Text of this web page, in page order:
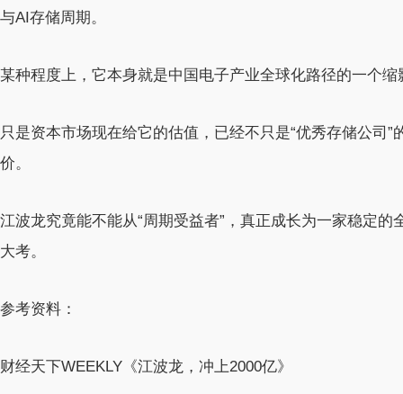
与AI存储周期。
某种程度上，它本身就是中国电子产业全球化路径的一个缩
只是资本市场现在给它的估值，已经不只是“优秀存储公司
价。
江波龙究竟能不能从“周期受益者”，真正成长为一家稳定
大考。
参考资料：
财经天下WEEKLY《江波龙，冲上2000亿》